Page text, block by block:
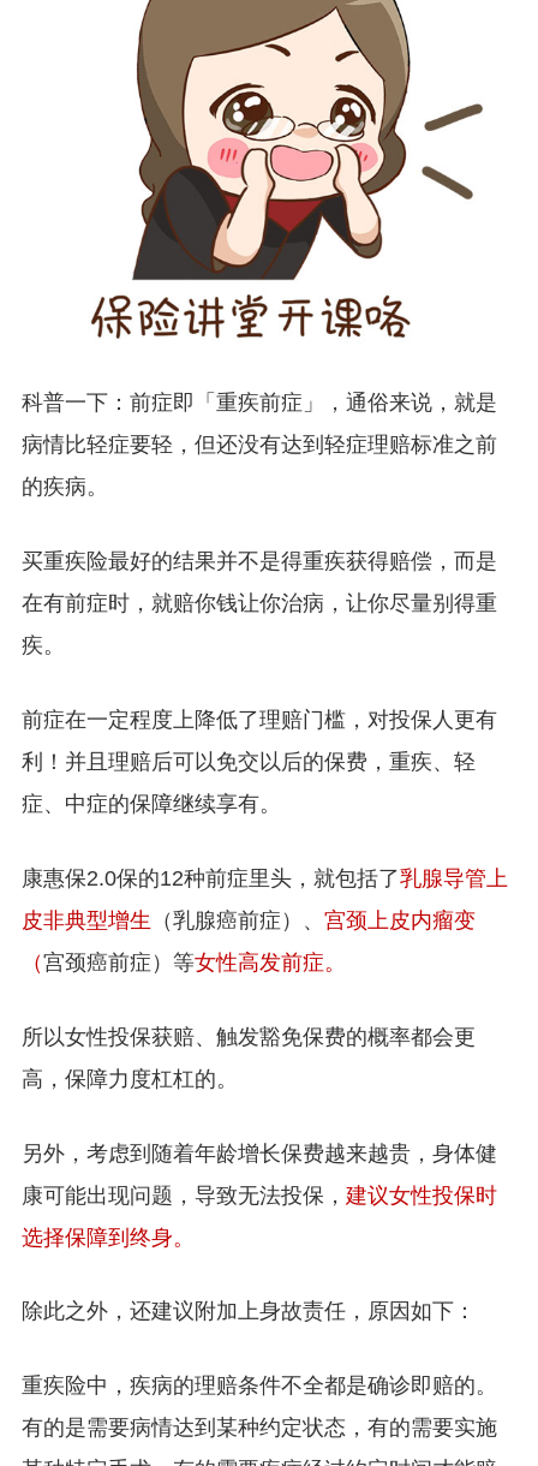
科普一下：前症即「重疾前症」，通俗来说，就是
病情比轻症要轻，但还没有达到轻症理赔标准之前
的疾病。
买重疾险最好的结果并不是得重疾获得赔偿，而是
在有前症时，就赔你钱让你治病，让你尽量别得重
疾。
前症在一定程度上降低了理赔门槛，对投保人更有
利！并且理赔后可以免交以后的保费，重疾、轻
症、中症的保障继续享有。
康惠保2.0保的12种前症里头，就包括了乳腺导管上
皮非典型增生 （乳腺癌前症）、 宫颈上皮内瘤变
（宫颈癌前症）等女性高发前症。
所以女性投保获赔、触发豁免保费的概率都会更
高，保障力度杠杠的。
另外，考虑到随着年龄增长保费越来越贵，身体健
康可能出现问题，导致无法投保， 建议女性投保时
选择保障到终身。
除此之外，还建议附加上身故责任，原因如下：
重疾险中，疾病的理赔条件不全都是确诊即赔的。
有的是需要病情达到某种约定状态，有的需要实施